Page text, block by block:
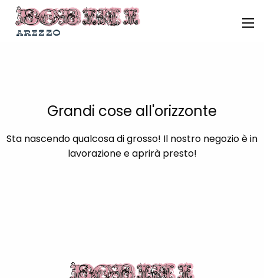
Grandi cose all'orizzonte
Sta nascendo qualcosa di grosso! Il nostro negozio è in
lavorazione e aprirà presto!